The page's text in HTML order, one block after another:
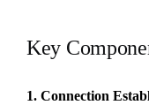
Key
1. Connection